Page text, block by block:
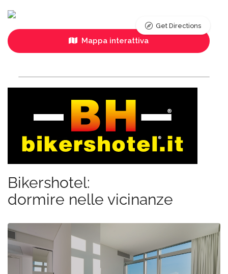
Mappa interattiva
Get Directions
Bikershotel:
dormire nelle vicinanze